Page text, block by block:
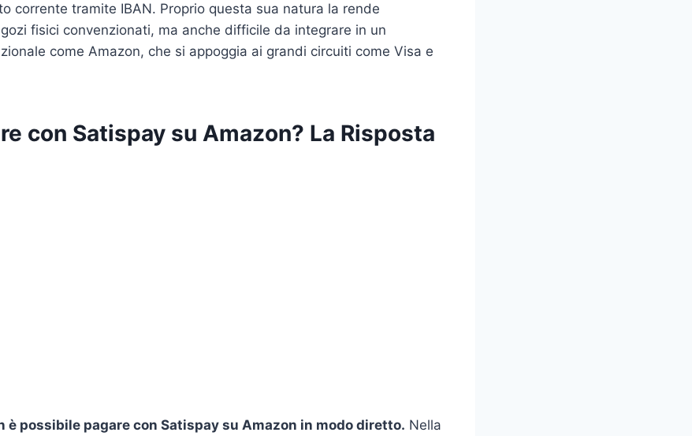
corrente tramite IBAN. Proprio questa sua natura la rende
fisici convenzionati, ma anche difficile da integrare in un
come Amazon, che si appoggia ai grandi circuiti come Visa e
con Satispay su Amazon? La Risposta
è possibile pagare con Satispay su Amazon in modo diretto. Nella